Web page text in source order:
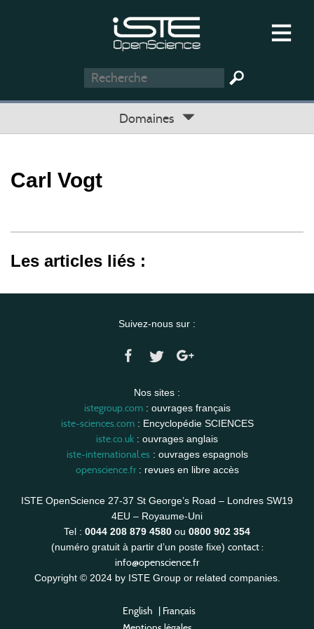
Domaines
Carl Vogt
Les articles liés :
Suivez-nous sur :
Nos sites :
istegroup.com: ouvrages français
iste-sciences.com: Encyclopédie SCIENCES
iste.co.uk : ouvrages anglais
iste-international.es: ouvrages espagnols
openscience.fr: revues en libre accès
ISTE OpenScience 27-37 St George’s Road – Londres SW19
4EU – Royaume-Uni
Tel : 0044 208 879 4580 ou 0800 902 354
(numéro gratuit à partir d’un poste fixe) contact :
info@openscience.fr
Copyright © 2024 by ISTE Group or related companies.
English | Français